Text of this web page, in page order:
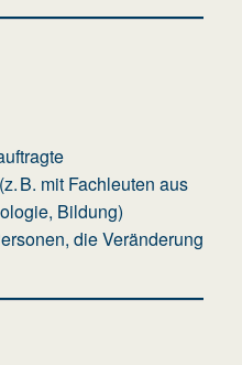
B. mit Fachleuten aus
Bildung)
die Veränderung